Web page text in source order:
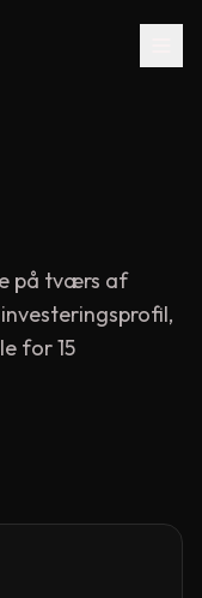
på tværs af
for 15